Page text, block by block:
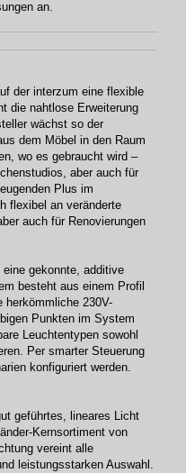
an.
der interzum eine flexible
die nahtlose Erweiterung
wächst so der
dem Möbel in den Raum
wo es gebraucht wird –
aber auch für
Plus im
flexibel an veränderte
auch für Renovierungen
eine gekonnte, additive
besteht aus einem Profil
herkömmliche 230V-
Punkten im System
Leuchtentypen sowohl
Per smarter Steuerung
konfiguriert werden.
geführtes, lineares Licht
Kernsortiment von
vereint alle
leistungsstarken Auswahl.